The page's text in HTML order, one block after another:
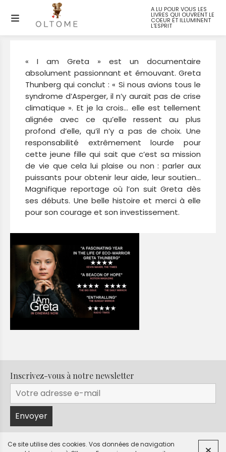
A LU POUR VOUS LES
LIVRES QUI OUVRENT LE
COEUR ET ILLUMINENT
L'ESPRIT
I am Greta
« I am Greta » est un documentaire
absolument passionnant et émouvant. Greta
Thunberg qui conclut : « Si nous avions tous le
syndrome d’Asperger, il n’y aurait pas de crise
climatique ». Et je la crois… elle est tellement
alignée avec ce qu’elle ressent au plus
profond d’elle, qu’il n’y a pas de choix. Une
responsabilité extrêmement lourde pour
cette jeune fille qui sait que c’est sa mission
de vie que cela lui plaise ou non : parler aux
puissants pour obtenir leur aide, leur soutien…
Magnifique reportage où l’on suit Greta dès
ses débuts. Une belle histoire et merci à elle
pour son courage et son investissement.
Inscrivez-vous à notre newsletter
Ce site utilise des cookies. Vos données de navigation